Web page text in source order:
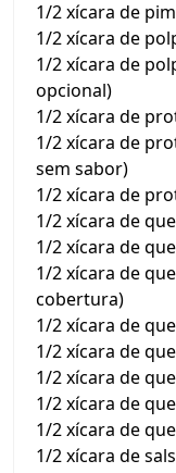
1/2 xícara de
1/2 xícara de
1/2 xícara de
opcional)
1/2 xícara de
1/2 xícara de
sem sabor)
1/2 xícara de
1/2 xícara de
1/2 xícara de
1/2 xícara de
cobertura)
1/2 xícara de
1/2 xícara de
1/2 xícara de
1/2 xícara de
1/2 xícara de
1/2 xícara de